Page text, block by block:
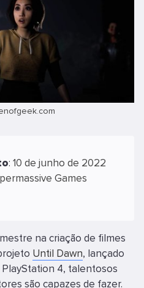
: 10 de junho de 2022
Games
na criação de filmes
Until Dawn, lançado
4, talentosos
são capazes de fazer.